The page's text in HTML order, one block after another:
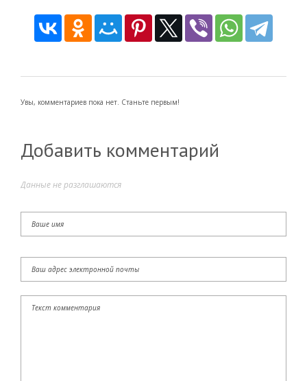
Увы, комментариев пока нет. Станьте первым!
Добавить комментарий
Данные не разглашаются